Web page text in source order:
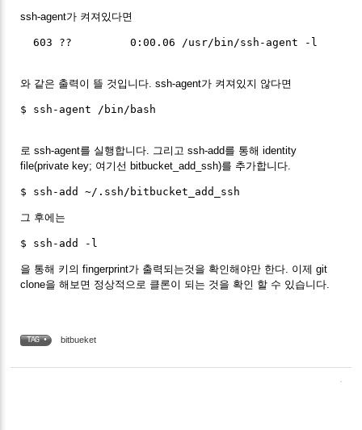
ssh-agent가 켜져있다면
  603 ??         0:00.06 /usr/bin/ssh-agent -l
와 같은 출력이 뜰 것입니다. ssh-agent가 켜져있지 않다면
$ ssh-agent /bin/bash
로 ssh-agent를 실행합니다. 그리고 ssh-add를 통해 identity
file(private key; 여기선 bitbucket_add_ssh)를 추가합니다.
그 후에는
을 통해 키의 fingerprint가 출력되는것을 확인해야만 한다. 이제 git
clone을 해보면 정상적으로 클론이 되는 것을 확인 할 수 있습니다.
TAG • bitbueket